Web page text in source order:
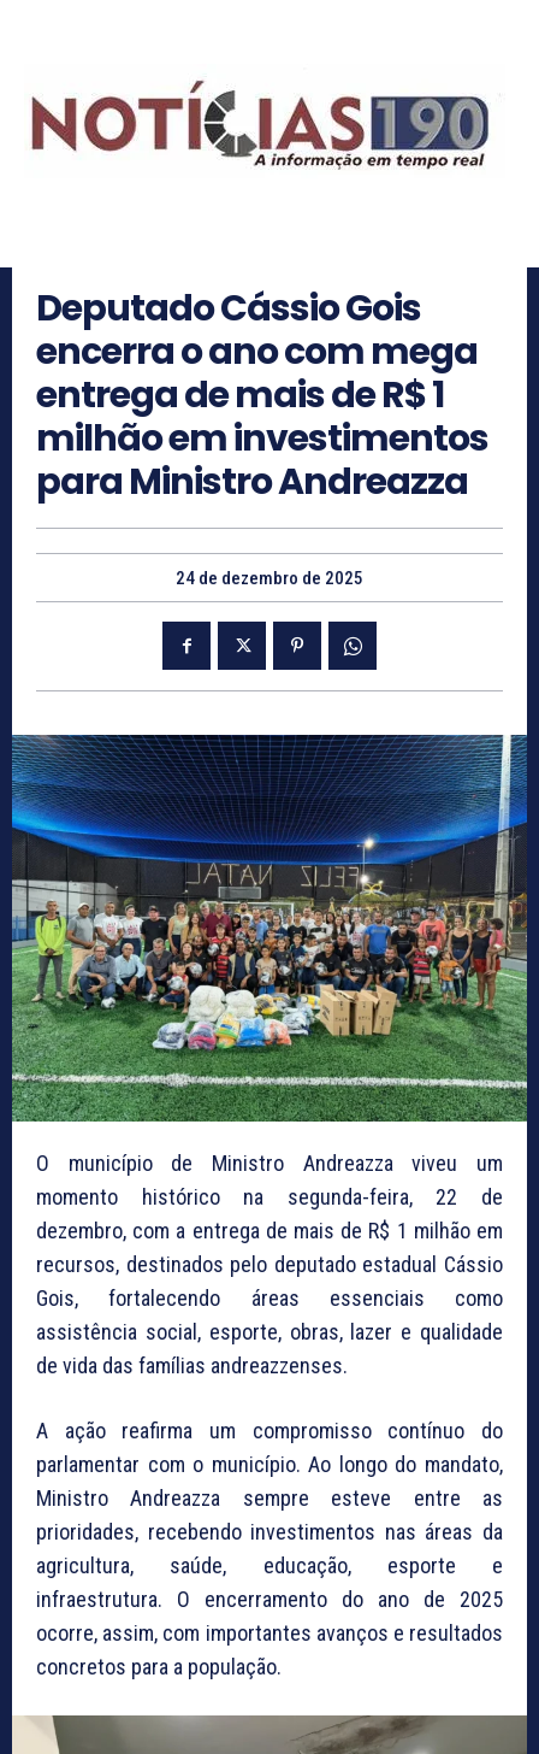
Deputado Cássio Gois
encerra o ano com mega
entrega de mais de R$ 1
milhão em investimentos
para Ministro Andreazza
24 de dezembro de 2025
O município de Ministro Andreazza viveu um
momento histórico na segunda-feira, 22 de
dezembro, com a entrega de mais de R$ 1 milhão em
recursos, destinados pelo deputado estadual Cássio
Gois, fortalecendo áreas essenciais como
assistência social, esporte, obras, lazer e qualidade
de vida das famílias andreazzenses.
A ação reafirma um compromisso contínuo do
parlamentar com o município. Ao longo do mandato,
Ministro Andreazza sempre esteve entre as
prioridades, recebendo investimentos nas áreas da
agricultura, saúde, educação, esporte e
infraestrutura. O encerramento do ano de 2025
ocorre, assim, com importantes avanços e resultados
concretos para a população.